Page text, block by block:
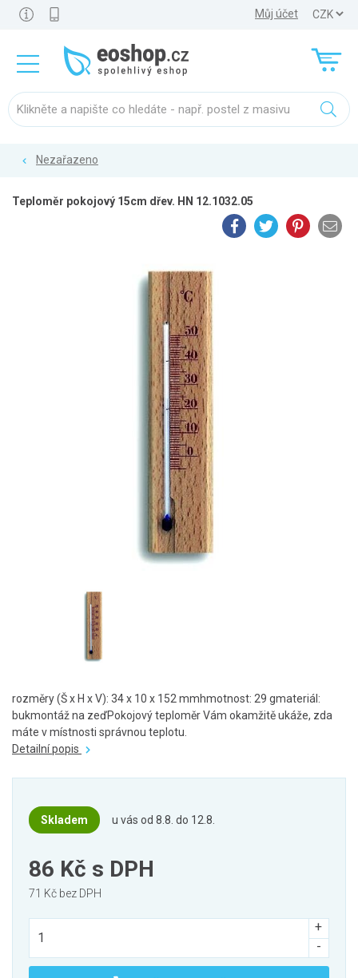
Můj účet
Nezařazeno
Teploměr pokojový 15cm dřev. HN 12.1032.05
rozměry (Š x H x V): 34 x 10 x 152 mmhmotnost: 29 gmateriál:
bukmontáž na zeďPokojový teploměr Vám okamžitě ukáže, zda
máte v místnosti správnou teplotu.
Detailní popis
Skladem u vás od 8.8. do 12.8.
86 Kč s DPH
71 Kč bez DPH